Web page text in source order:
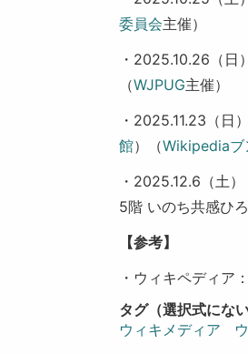
委員会主催）
・2025.10.26（日
（WJPUG主催）
・2025.11.23（日
館）（Wikipediaブ
・2025.12.6（土）
5階 いのち共感ひ
【参考】
・ウィキペディア：
タグ（選択式にな
ウィキメディア